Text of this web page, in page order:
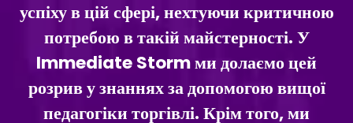
успіху в цій сфері, нехтуючи критичною
потребою в такій майстерності. У
Immediate Storm ми долаємо цей
розрив у знаннях за допомогою вищої
педагогіки торгівлі. Крім того, ми